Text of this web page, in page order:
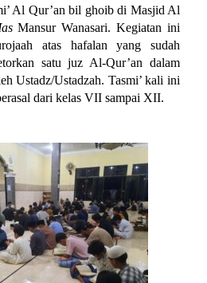
Al Qur’an bil ghoib di Masjid Al
Mansur Wanasari. Kegiatan ini
atas hafalan yang sudah
satu juz Al-Qur’an dalam
Ustadz/Ustadzah. Tasmi’ kali ini
dari kelas VII sampai XII.